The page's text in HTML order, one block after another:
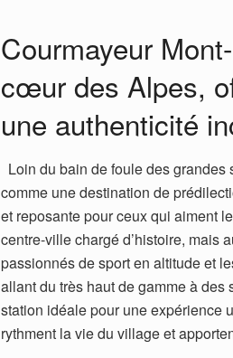
Courmayeur
cœur des Alpes,
une authenticité
Loin du bain de foule des grandes
comme une destination de
et reposante pour ceux qui aiment
centre-ville chargé d’histoire, mais
passionnés de sport en altitude et
allant du très haut de gamme à
station idéale pour une expérience
rythment la vie du village et